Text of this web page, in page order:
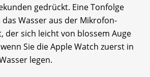
gedrückt. Eine Tonfolge
Wasser aus der Mikrofon-
der sich leicht von blossem Auge
Sie die Apple Watch zuerst in
legen.